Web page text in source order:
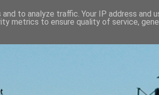
to analyze traffic. Your IP address and
metrics to ensure quality of service,